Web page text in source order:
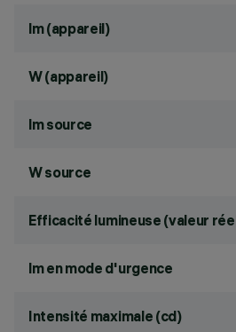
lm (appareil)
W (appareil)
lm source
W source
Efficacité lumineuse (valeur
lm en mode d'urgence
Intensité maximale (cd)